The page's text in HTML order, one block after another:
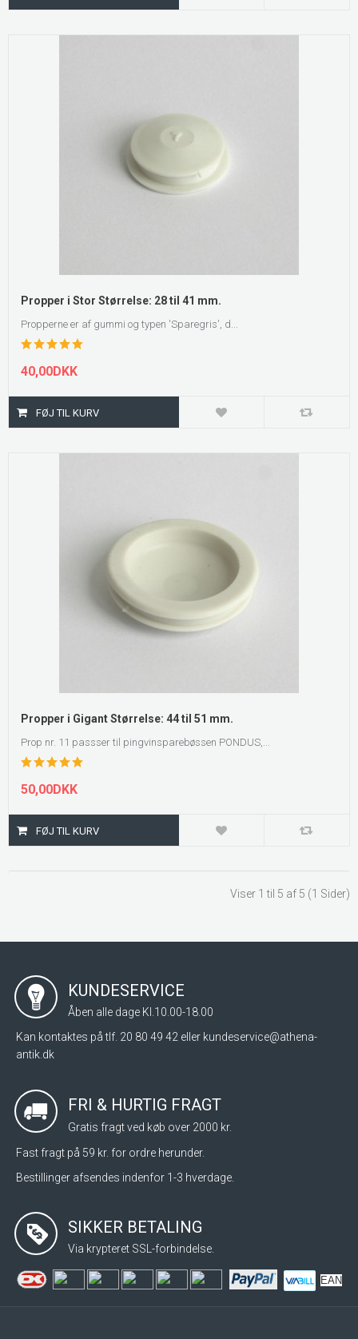
Propper i Stor Størrelse: 28 til 41 mm.
Propperne er af gummi og typen 'Sparegris', d...
40,00DKK
Propper i Gigant Størrelse: 44 til 51 mm.
Prop nr. 11 passser til pingvinsparebøssen PONDUS,...
50,00DKK
Viser 1 til 5 af 5 (1 Sider)
KUNDESERVICE
Åben alle dage Kl.10.00-18.00
Kan kontaktes på tlf. 20 80 49 42 eller kundeservice@athena-
antik.dk
FRI & HURTIG FRAGT
Gratis fragt ved køb over 2000 kr.
Fast fragt på 59 kr. for ordre herunder.
Bestillinger afsendes indenfor 1-3 hverdage.
SIKKER BETALING
Via krypteret SSL-forbindelse.
EAN